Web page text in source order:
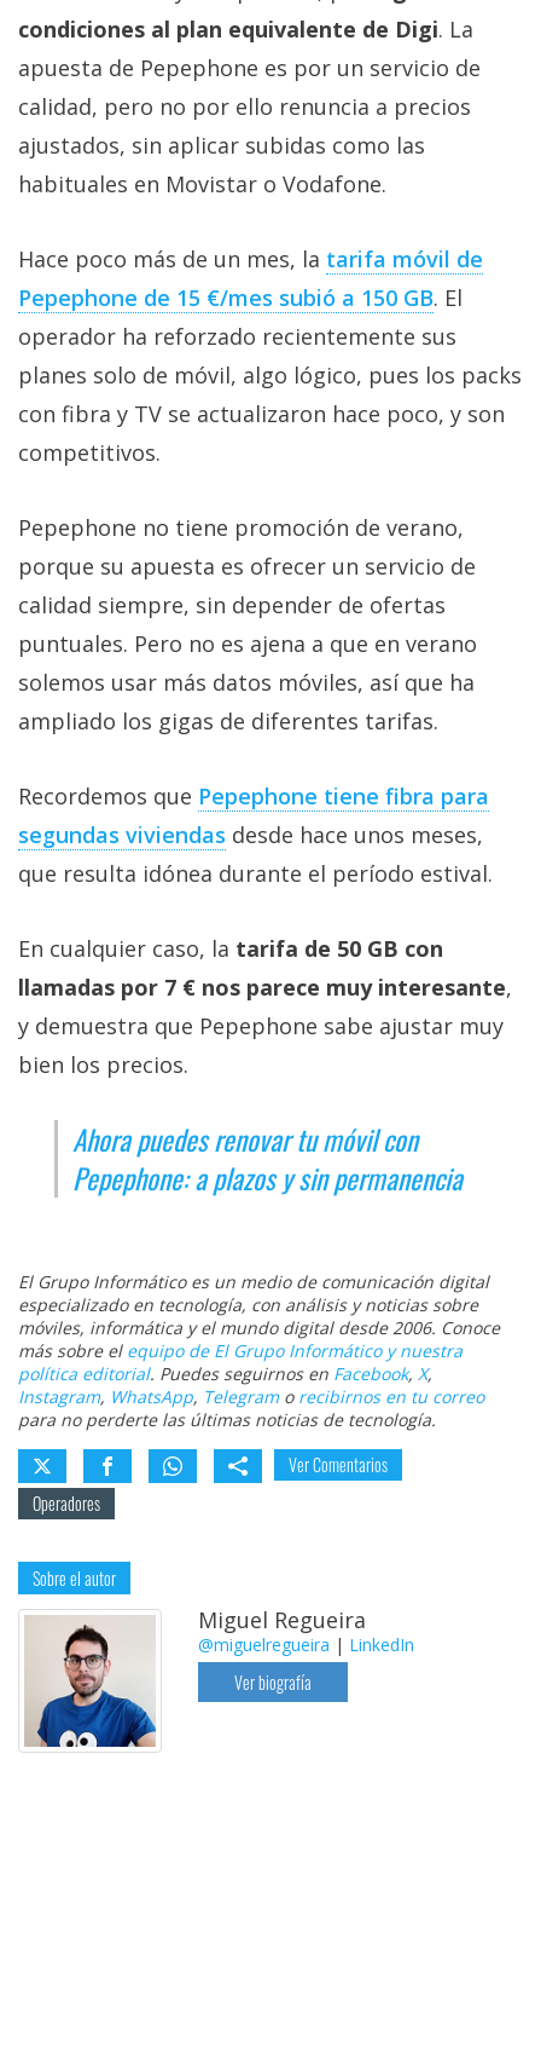
condiciones al plan equivalente de Digi. La
apuesta de Pepephone es por un servicio de
calidad, pero no por ello renuncia a precios
ajustados, sin aplicar subidas como las
habituales en Movistar o Vodafone.
Hace poco más de un mes, la tarifa móvil de
Pepephone de 15 €/mes subió a 150 GB‎. El
operador ha reforzado recientemente sus
planes solo de móvil, algo lógico, pues los packs
con fibra y TV se actualizaron hace poco, y son
competitivos.
Pepephone no tiene promoción de verano,
porque su apuesta es ofrecer un servicio de
calidad siempre, sin depender de ofertas
puntuales. Pero no es ajena a que en verano
solemos usar más datos móviles, así que ha
ampliado los gigas de diferentes tarifas.
Recordemos que Pepephone tiene fibra para
segundas viviendas‎ desde hace unos meses,
que resulta idónea durante el período estival.
En cualquier caso, la tarifa de 50 GB con
llamadas por 7 € nos parece muy interesante,
y demuestra que Pepephone sabe ajustar muy
bien los precios.
Ahora puedes renovar tu móvil con
Pepephone: a plazos y sin permanencia
El Grupo Informático es un medio de comunicación digital
especializado en tecnología, con análisis y noticias sobre
móviles, informática y el mundo digital desde 2006. Conoce
más sobre el equipo de El Grupo Informático y nuestra
política editorial. Puedes seguirnos en Facebook, X,
Instagram, WhatsApp, Telegramo recibirnos en tu correo
para no perderte las últimas noticias de tecnología.
Ver Comentarios
Operadores
Sobre el autor
Miguel Regueira
@miguelregueira | LinkedIn
Ver biografía